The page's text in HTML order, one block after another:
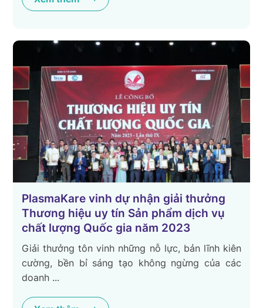
PlasmaKare vinh dự nhận giải thưởng
Thương hiệu uy tín Sản phẩm dịch vụ
chất lượng Quốc gia năm 2023
Giải thưởng tôn vinh những nỗ lực, bản lĩnh kiên
cường, bền bỉ sáng tạo không ngừng của các
doanh ...